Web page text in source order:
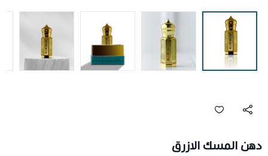
دهن المسك الازرق